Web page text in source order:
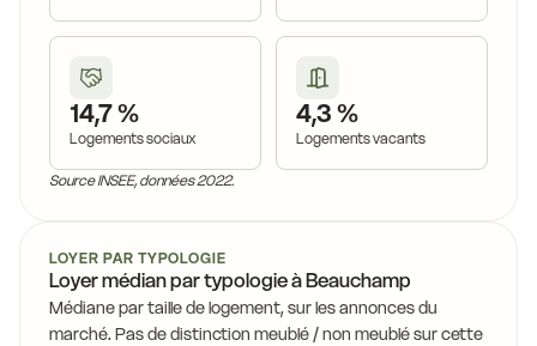
14,7 %
Logements sociaux
4,3 %
Logements vacants
Source INSEE, données 2022.
LOYER PAR TYPOLOGIE
Loyer médian par typologie à Beauchamp
Médiane par taille de logement, sur les annonces du
marché. Pas de distinction meublé / non meublé sur cette